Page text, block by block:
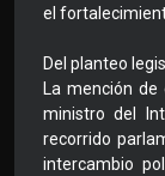
el
Del planteo
La mención de
ministro del
recorrido
intercambio